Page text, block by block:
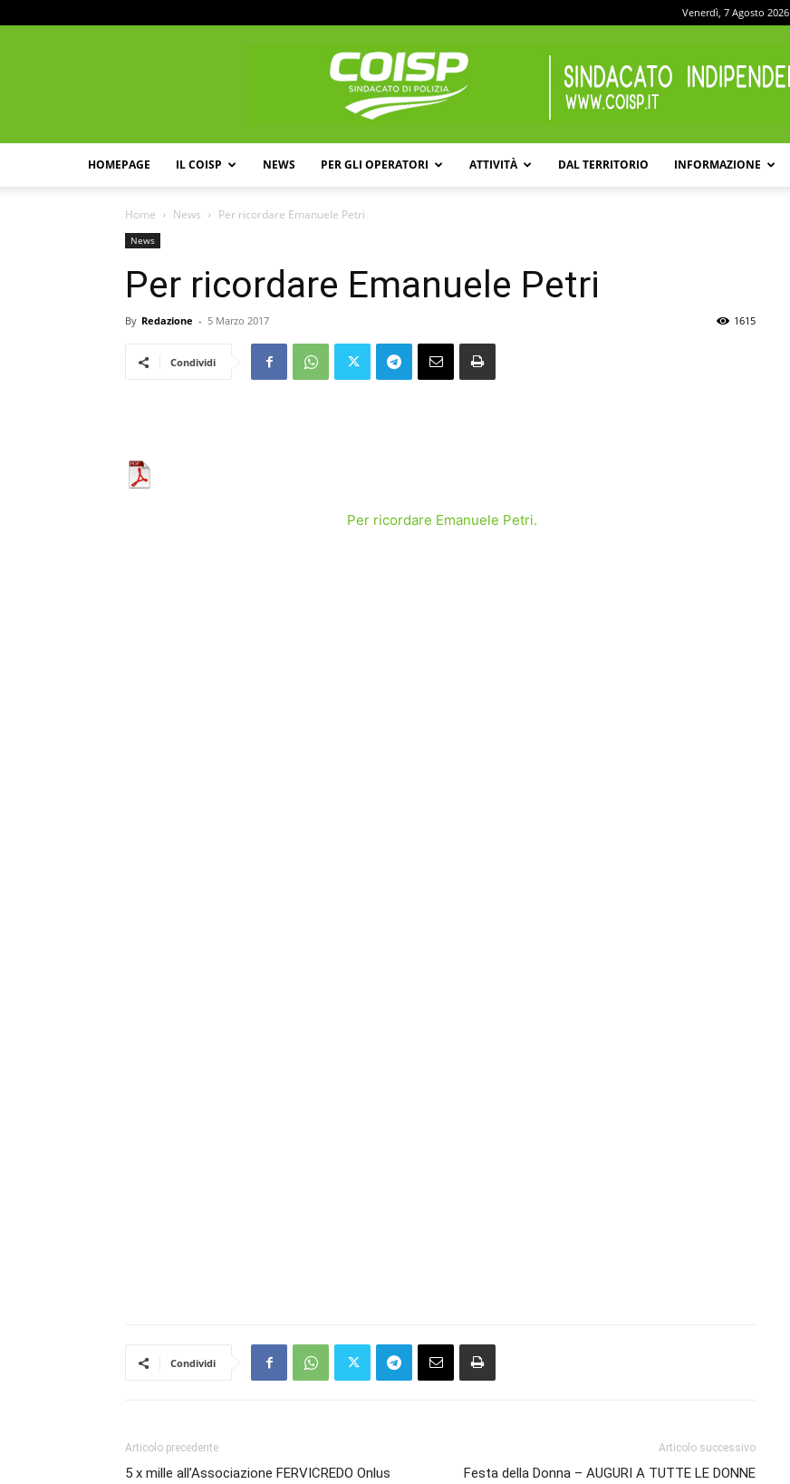
Venerdì, 7 Agosto 2026
HOMEPAGE IL COISP NEWS PER GLI OPERATORI ATTIVITÀ DAL TERRITORIO INFORMAZIONE
Home News Per ricordare Emanuele Petri
News
Per ricordare Emanuele Petri
By Redazione - 5 Marzo 2017 1615
Condividi
Per ricordare Emanuele Petri.
Condividi
Articolo precedente
5 x mille all’Associazione FERVICREDO Onlus
Articolo successivo
Festa della Donna – AUGURI A TUTTE LE DONNE